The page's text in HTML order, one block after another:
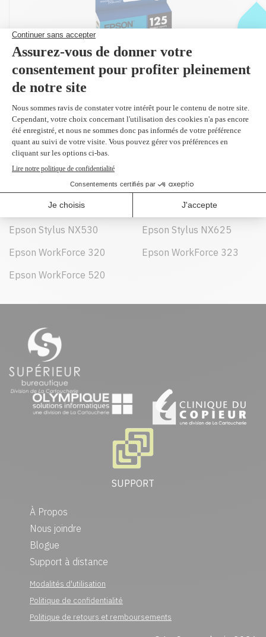
Peut être utilisé dans :
Epson Stylus NX125
Epson Stylus NX130
Epson Stylus NX230
Epson Stylus NX420
Epson Stylus NX530
Epson Stylus NX625
Epson WorkForce 320
Epson WorkForce 323
Epson WorkForce 520
SUPPORT
À Propos
Nous joindre
Blogue
Support à distance
Modalités d'utilisation
Politique de confidentialité
Politique de retours et remboursements